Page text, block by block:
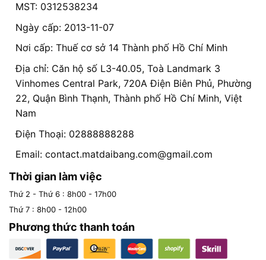
MST: 0312538234
Ngày cấp: 2013-11-07
Nơi cấp: Thuế cơ sở 14 Thành phố Hồ Chí Minh
Địa chỉ: Căn hộ số L3-40.05, Toà Landmark 3
Vinhomes Central Park, 720A Điện Biên Phủ, Phường
22, Quận Bình Thạnh, Thành phố Hồ Chí Minh, Việt
Nam
Điện Thoại: 02888888288
Email: contact.matdaibang.com@gmail.com
Thời gian làm việc
Thứ 2 - Thứ 6 : 8h00 - 17h00
Thứ 7 : 8h00 - 12h00
Phương thức thanh toán